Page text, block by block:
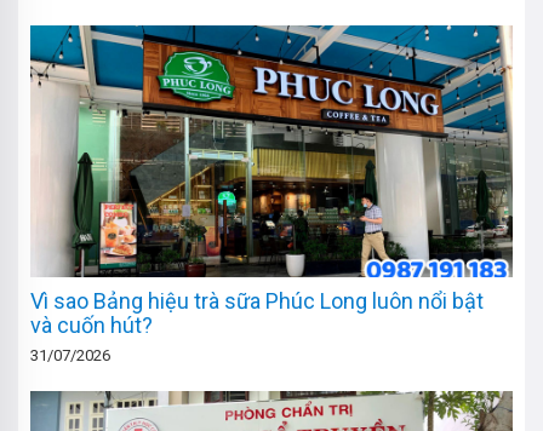
Vì sao Bảng hiệu trà sữa Phúc Long luôn nổi bật
và cuốn hút?
31/07/2026